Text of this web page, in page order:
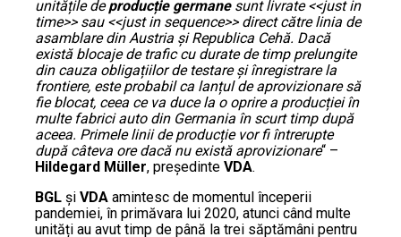
unitățile deproducție germanesunt livrate <<just in
time>> sau <<just in sequence>> direct către linia de
asamblare din Austria și Republica Cehă. Dacă
există blocaje de trafic cu durate de timp prelungite
din cauza obligațiilor de testare și înregistrare la
frontiere, este probabil ca lanțul de aprovizionare să
fie blocat, ceea ce va duce la o oprire a producției în
multe fabrici auto din Germania în scurt timp după
aceea. Primele linii de producție vor fi întrerupte
după câteva ore dacă nu există aprovizionare“ –
Hildegard Müller, președinte VDA.
BGL și VDA amintesc de momentul începerii
pandemiei, în primăvara lui 2020, atunci când multe
unități au avut timp de până la trei săptămâni pentru